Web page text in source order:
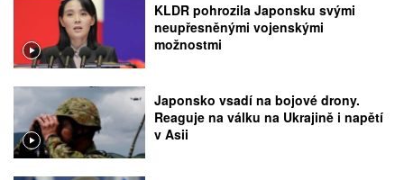
KLDR pohrozila Japonsku svými
neupřesněnými vojenskými
možnostmi
Japonsko vsadí na bojové drony.
Reaguje na válku na Ukrajině i napětí
v Asii